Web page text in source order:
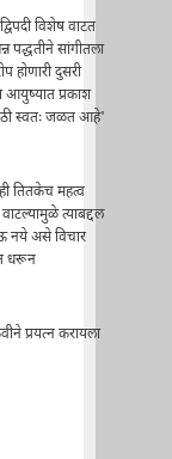
विशेष वाटत
पद्धतीने सांगीतला
दुसरी
आयुष्यात प्रकाश
स्वतः जळत आहे'
तितकेच महत्व
त्याबद्दल
नये असे विचार
धरून
प्रयत्न करायला